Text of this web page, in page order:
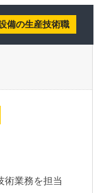
備の生産技術職
術業務を担当